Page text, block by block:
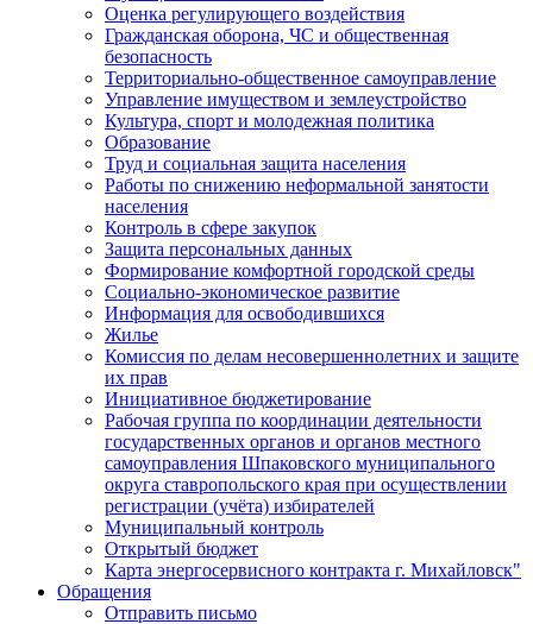
Оценка регулирующего воздействия
Гражданская оборона, ЧС и общественная
безопасность
Территориально-общественное самоуправление
Управление имуществом и землеустройство
Культура, спорт и молодежная политика
Образование
Труд и социальная защита населения
Работы по снижению неформальной занятости
населения
Контроль в сфере закупок
Защита персональных данных
Формирование комфортной городской среды
Социально-экономическое развитие
Информация для освободившихся
Жилье
Комиссия по делам несовершеннолетних и защите
их прав
Инициативное бюджетирование
Рабочая группа по координации деятельности
государственных органов и органов местного
самоуправления Шпаковского муниципального
округа ставропольского края при осуществлении
регистрации (учёта) избирателей
Муниципальный контроль
Открытый бюджет
Карта энергосервисного контракта г. Михайловск"
Обращения
Отправить письмо